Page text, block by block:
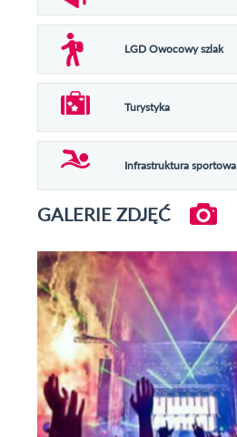
LGD Owocowy szlak
Turystyka
Infrastruktura sportowa
GALERIE ZDJĘĆ